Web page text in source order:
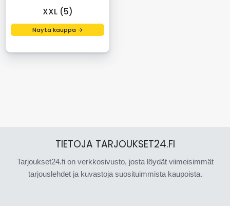
XXL (5)
Näytä kauppa →
TIETOJA TARJOUKSET24.FI
Tarjoukset24.fi on verkkosivusto, josta löydät viimeisimmät
tarjouslehdet ja kuvastoja suosituimmista kaupoista.